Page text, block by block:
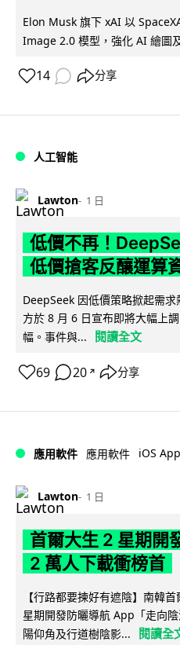
Elon Musk 旗下 xAI 以
Image 2.0 模型，強化 AI 繪圖
14 分享
人工智能
Lawton 1 日
低價不再！
低價搶客反釀運算
DeepSeek 因低價策略掀起需
方於 8 月 6 日宣布即將大幅上
幅。事件與...
閱讀全文
69 20 ↗ 分享
應用軟件 應用軟件 iOS App
Lawton 1 日
首爾大生 2 星期開
2 萬人下載衝榜首
【行路都要揀好有遮陰】南韓
星期開發防曬導航 App「走向
陽仰角及行道樹陰影...
閱讀全